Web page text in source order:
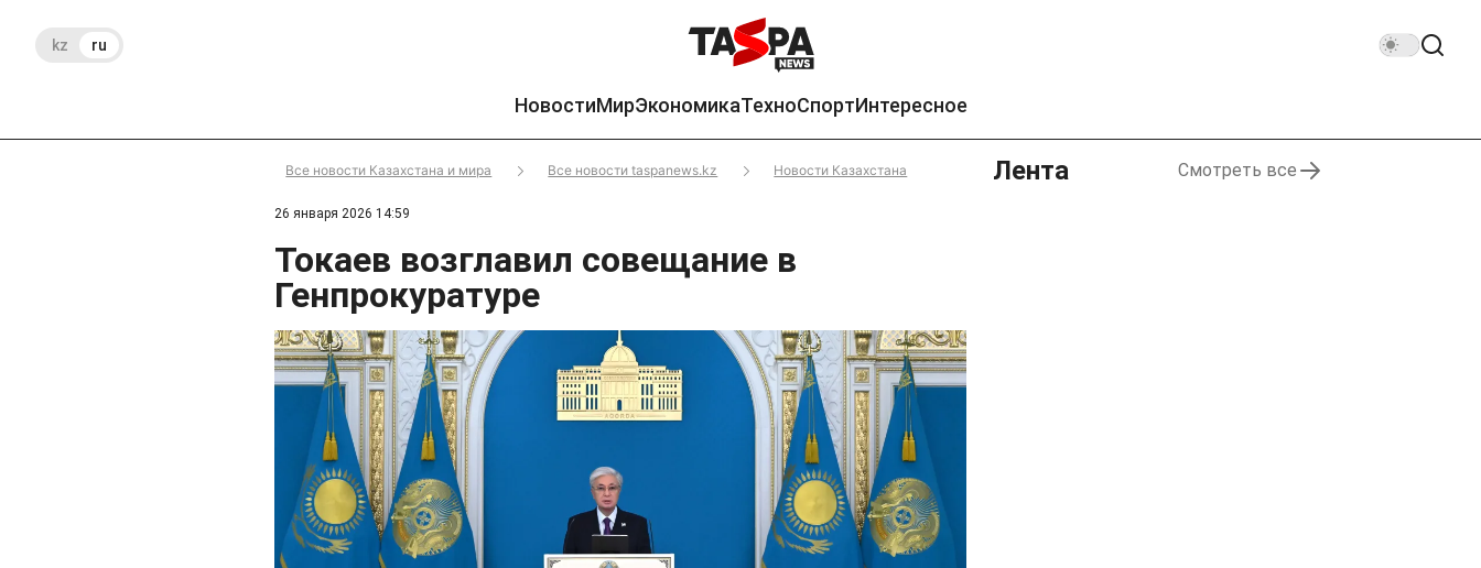
kz ru
НовостиМирЭкономикаТехноСпортИнтересное
Все новости Казахстана и мира Все новости taspanews.kz Новости Казахстана
26 января 2026 14:59
Токаев возглавил совещание в
Генпрокуратуре
Лента Смотреть все